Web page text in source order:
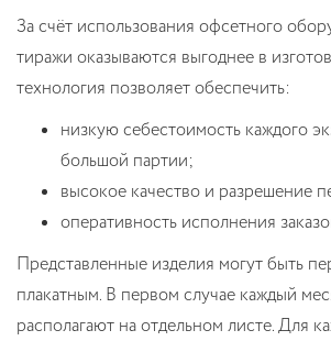
За счёт использования офсетного
тиражи оказываются выгоднее в
технология позволяет обеспечить:
низкую себестоимость каждого
большой партии;
высокое качество и разрешение
оперативность исполнения
Представленные изделия могут быть
плакатным. В первом случае каждый
располагают на отдельном листе. Для